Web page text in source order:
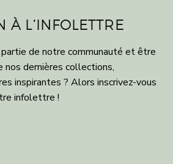
À L’INFOLETTRE
de notre communauté et être
nos dernières collections,
inspirantes ? Alors inscrivez-vous
infolettre !